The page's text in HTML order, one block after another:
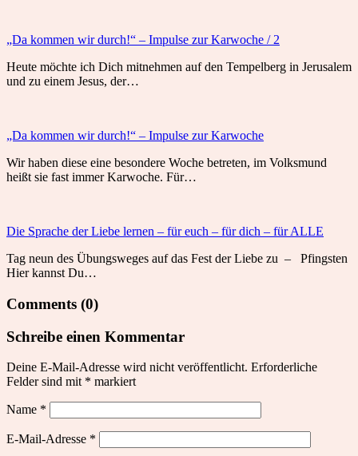
„Da kommen wir durch!“ – Impulse zur Karwoche / 2
Heute möchte ich Dich mitnehmen auf den Tempelberg in Jerusalem
und zu einem Jesus, der…
„Da kommen wir durch!“ – Impulse zur Karwoche
Wir haben diese eine besondere Woche betreten, im Volksmund
heißt sie fast immer Karwoche. Für…
Die Sprache der Liebe lernen – für euch – für dich – für ALLE
Tag neun des Übungsweges auf das Fest der Liebe zu – Pfingsten
Hier kannst Du…
Comments (0)
Schreibe einen Kommentar
Deine E-Mail-Adresse wird nicht veröffentlicht. Erforderliche
Felder sind mit * markiert
Name *
E-Mail-Adresse *